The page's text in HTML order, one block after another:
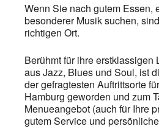
Wenn Sie nach gutem Essen,
besonderer Musik suchen,
richtigen Ort.
Berühmt für ihre erstklassigen
aus Jazz, Blues und Soul, ist
der gefragtesten Auftrittsorte
Hamburg geworden und zum
Menueangebot (auch für Ihre
gutem Service und